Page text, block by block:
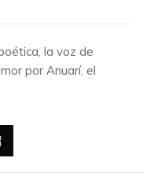
la voz de
por Anuarí, el